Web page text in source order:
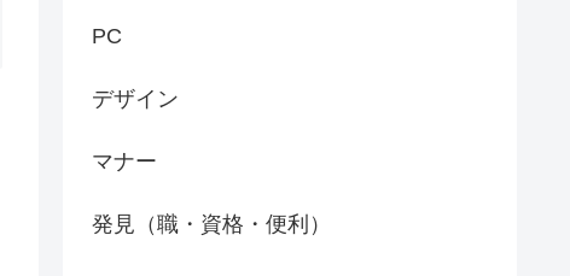
PC
デザイン
マナー
発見（職・資格・便利）